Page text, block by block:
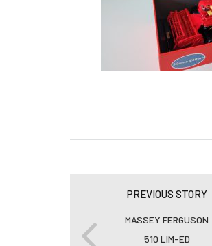
PREVIOUS STORY
MASSEY FERGUSON
510 LIM-ED